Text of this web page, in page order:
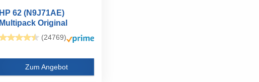
HP 62 (N9J71AE)
Multipack Original
Druckerpatronen...
(24769)
Zum Angebot